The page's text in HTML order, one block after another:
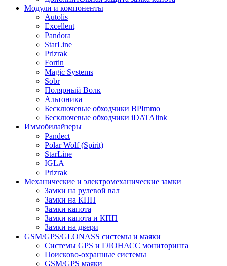
Модули и компоненты
Autolis
Excellent
Pandora
StarLine
Prizrak
Fortin
Magic Systems
Sobr
Полярный Волк
Альтоника
Бесключевые обходчики BPImmo
Бесключевые обходчики iDATAlink
Иммобилайзеры
Pandect
Polar Wolf (Spirit)
StarLine
IGLA
Prizrak
Механические и электромеханические замки
Замки на рулевой вал
Замки на КПП
Замки капота
Замки капота и КПП
Замки на двери
GSM/GPS/GLONASS системы и маяки
Системы GPS и ГЛОНАСС мониторинга
Поисково-охранные системы
GSM/GPS маяки